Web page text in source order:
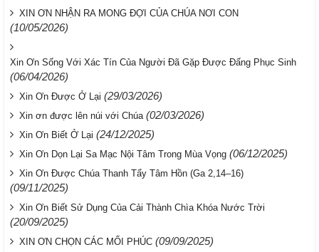
XIN ƠN NHẬN RA MONG ĐỢI CỦA CHÚA NƠI CON
(10/05/2026)
Xin Ơn Sống Với Xác Tín Của Người Đã Gặp Được Đấng Phục Sinh
(06/04/2026)
Xin Ơn Được Ở Lại (29/03/2026)
Xin ơn được lên núi với Chúa (02/03/2026)
Xin Ơn Biết Ở Lại (24/12/2025)
Xin Ơn Dọn Lại Sa Mạc Nội Tâm Trong Mùa Vọng (06/12/2025)
Xin Ơn Được Chúa Thanh Tẩy Tâm Hồn (Ga 2,14–16)
(09/11/2025)
Xin Ơn Biết Sử Dụng Của Cải Thành Chìa Khóa Nước Trời
(20/09/2025)
XIN ƠN CHỌN CÁC MỐI PHÚC (09/09/2025)